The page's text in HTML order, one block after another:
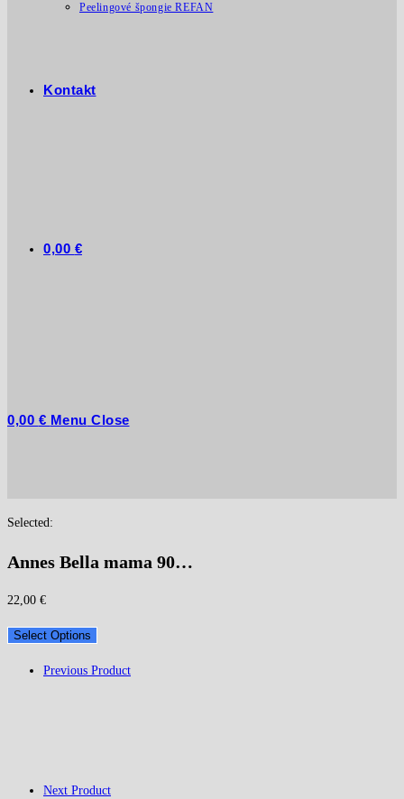
Peelingové špongie REFAN
Kontakt
0,00 €
0,00 € Menu Close
Selected:
Annes Bella mama 90…
22,00 €
Select Options
Previous Product
Next Product